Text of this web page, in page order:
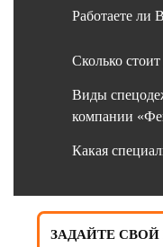
Работаете ли
Сколько стоит
Виды
компании
Какая
ЗАДАЙТЕ